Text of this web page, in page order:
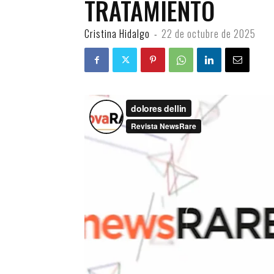
TRATAMIENTO
Cristina Hidalgo - 22 de octubre de 2025